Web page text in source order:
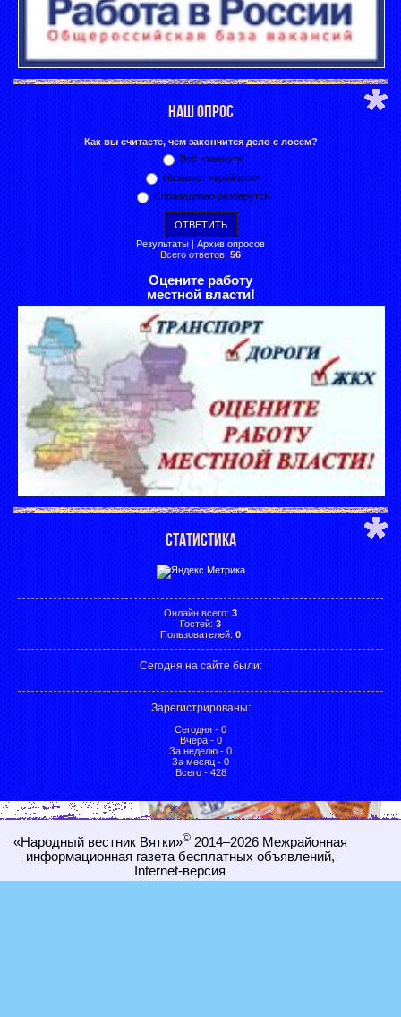
НАШ ОПРОС
Как вы считаете, чем закончится дело с лосем?
Всё «замнут»
Назначат «крайнего»
Справедливо разберутся
Результаты | Архив опросов
Всего ответов: 56
Оцените работу
местной власти!
СТАТИСТИКА
Онлайн всего: 3
Гостей: 3
Пользователей: 0
Сегодня на сайте были:
Зарегистрированы:
Сегодня - 0
Вчера - 0
За неделю - 0
За месяц - 0
Всего - 428
«Народный вестник Вятки»©2014–2026 Межрайонная
информационная газета бесплатных объявлений,
Internet-версия